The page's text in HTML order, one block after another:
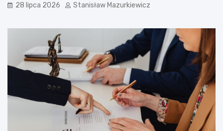
28 lipca 2026 Stanisław Mazurkiewicz